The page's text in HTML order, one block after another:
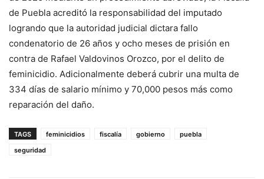
de Puebla acreditó la responsabilidad del imputado
logrando que la autoridad judicial dictara fallo
condenatorio de 26 años y ocho meses de prisión en
contra de Rafael Valdovinos Orozco, por el delito de
feminicidio. Adicionalmente deberá cubrir una multa de
334 días de salario mínimo y 70,000 pesos más como
reparación del daño.
TAGS feminicidios fiscalía gobierno
puebla
seguridad